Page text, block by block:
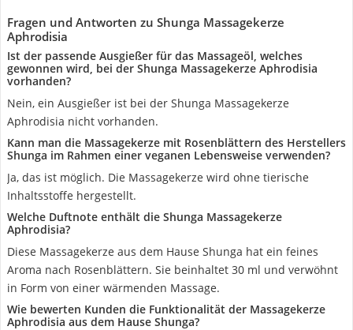
Fragen und Antworten zu Shunga Massagekerze
Aphrodisia
Ist der passende Ausgießer für das Massageöl, welches
gewonnen wird, bei der Shunga Massagekerze Aphrodisia
vorhanden?
Nein, ein Ausgießer ist bei der Shunga Massagekerze
Aphrodisia nicht vorhanden.
Kann man die Massagekerze mit Rosenblättern des Herstellers
Shunga im Rahmen einer veganen Lebensweise verwenden?
Ja, das ist möglich. Die Massagekerze wird ohne tierische
Inhaltsstoffe hergestellt.
Welche Duftnote enthält die Shunga Massagekerze
Aphrodisia?
Diese Massagekerze aus dem Hause Shunga hat ein feines
Aroma nach Rosenblättern. Sie beinhaltet 30 ml und verwöhnt
in Form von einer wärmenden Massage.
Wie bewerten Kunden die Funktionalität der Massagekerze
Aphrodisia aus dem Hause Shunga?